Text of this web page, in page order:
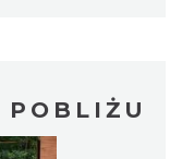
POBLIŻU